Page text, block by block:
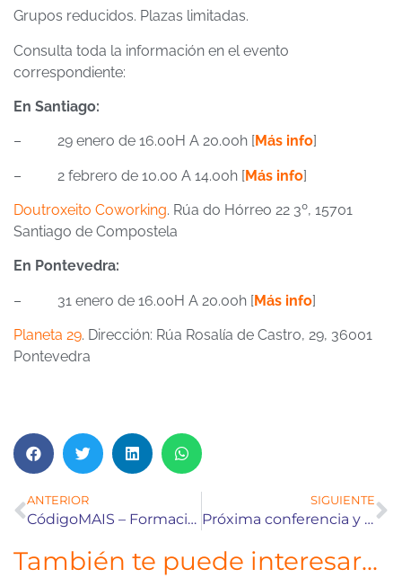
Grupos reducidos. Plazas limitadas.
Consulta toda la información en el evento
correspondiente:
En Santiago:
– 29 enero de 16.00H A 20.00h [Más info]
– 2 febrero de 10.00 A 14.00h [Más info]
Doutroxeito Coworking. Rúa do Hórreo 22 3º, 15701
Santiago de Compostela
En Pontevedra:
– 31 enero de 16.00H A 20.00h [Más info]
Planeta 29. Dirección: Rúa Rosalía de Castro, 29, 36001
Pontevedra
ANTERIOR
CódigoMAIS – Formación sobre marketing y negociaciones
SIGUIENTE
Próxima conferencia y talleres sobre empleabilidad en Ferrol
También te puede interesar...